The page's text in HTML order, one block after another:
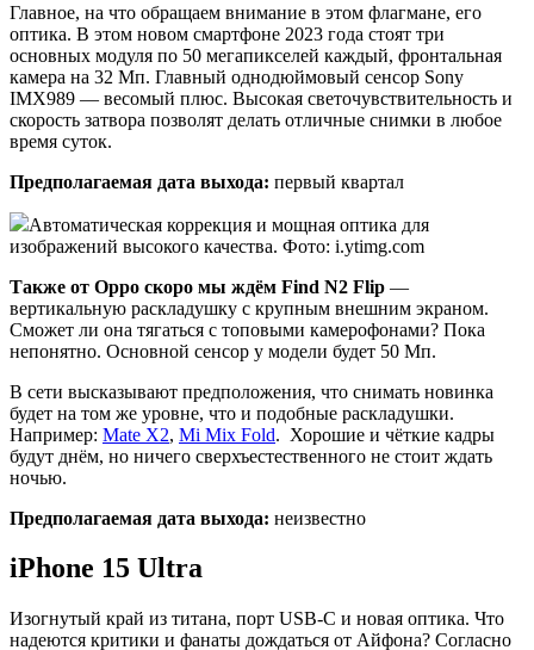
Главное, на что обращаем внимание в этом флагмане, его
оптика. В этом новом смартфоне 2023 года стоят три
основных модуля по 50 мегапикселей каждый, фронтальная
камера на 32 Мп. Главный однодюймовый сенсор Sony
IMX989 — весомый плюс. Высокая светочувствительность и
скорость затвора позволят делать отличные снимки в любое
время суток.
Предполагаемая дата выхода: первый квартал
Автоматическая коррекция и мощная оптика для
изображений высокого качества. Фото: i.ytimg.com
Также от Oppo скоро мы ждём Find N2 Flip —
вертикальную раскладушку с крупным внешним экраном.
Сможет ли она тягаться с топовыми камерофонами? Пока
непонятно. Основной сенсор у модели будет 50 Мп.
В сети высказывают предположения, что снимать новинка
будет на том же уровне, что и подобные раскладушки.
Например: Mate X2, Mi Mix Fold. Хорошие и чёткие кадры
будут днём, но ничего сверхъестественного не стоит ждать
ночью.
Предполагаемая дата выхода: неизвестно
iPhone 15 Ultra
Изогнутый край из титана, порт USB-C и новая оптика. Что
надеются критики и фанаты дождаться от Айфона? Согласно